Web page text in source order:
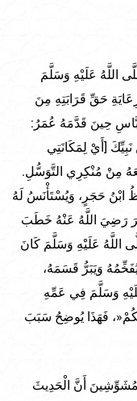
اللَّهُ عَلَيْهِ وَسَلَّمَ
حَقِّ قَرَابَتِهِ مِنَ
حِينَ قَدَّمَهُ عُمَرُ:
[أَيْ لِمَكَانَتِي
مِنْ مُنْكِرِي التَّوَسُّلِ.
ابْنُ حَجَرٍ، وَيُسْتَأْنَسُ لَهُ
رَضِيَ اللَّهُ عَنْهُ خَطَبَ
اللَّهُ عَلَيْهِ وَسَلَّمَ كَانَ
وَيَبَرُّ قَسَمَهُ،
وَسَلَّمَ فِي عَمِّهِ
فَهَذَا يُوضِحُ سَبَبَ
أَنَّ الْحَدِيثَ